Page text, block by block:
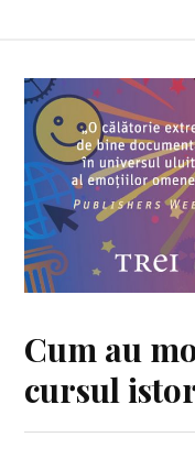
Cum au
cursul